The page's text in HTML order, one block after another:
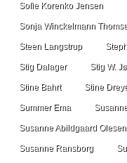
Sofie Korenko Jensen
Sonja Winckelmann
Steen Langstrup
Stig Dalager Stig W.
Stine Bahrt Stine
Summer Ema
Susanne Abildgaard Olesen
Susanne Ransborg